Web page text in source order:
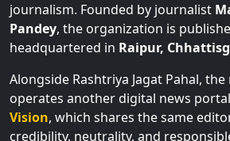
journalism. Founded by journalist
Pandey, the organization is
headquartered in Raipur,
Alongside Rashtriya Jagat Pahal,
operates another digital news
Vision, which shares the same
credibility, neutrality, and